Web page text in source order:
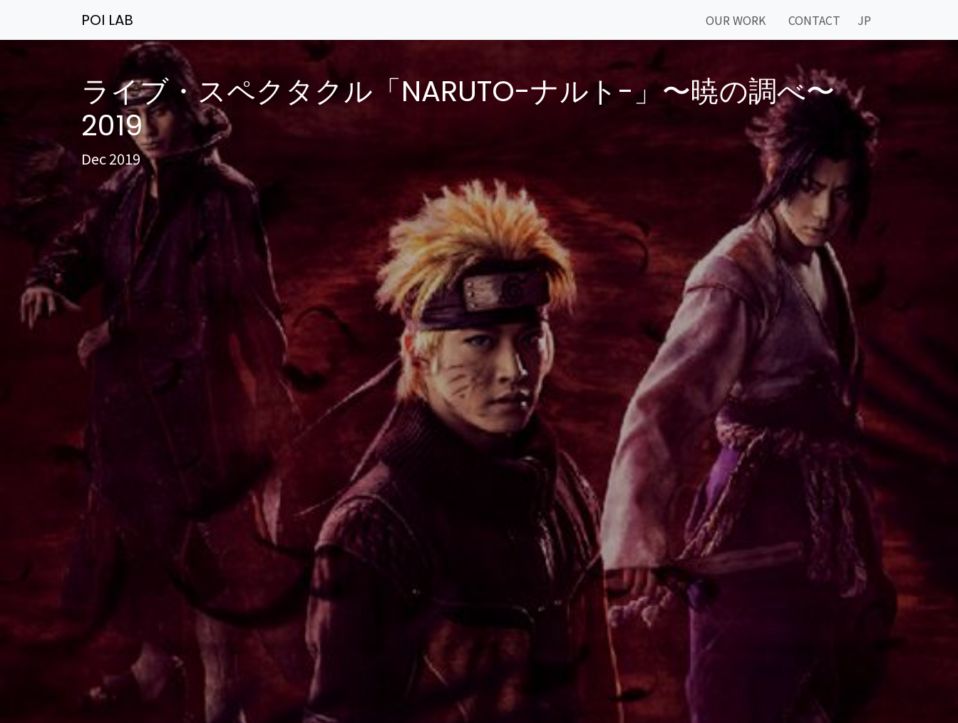
POI LAB OUR WORK CONTACT JP
ライブ・スペクタクル「NARUTO-ナルト-」〜暁の調べ〜
2019
Dec 2019